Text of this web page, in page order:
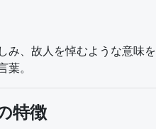
み、故人を悼むような意味を
。
特徴